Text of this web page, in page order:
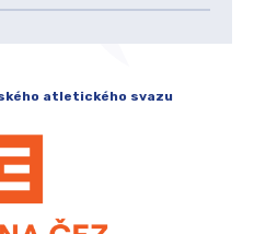
atletického svazu